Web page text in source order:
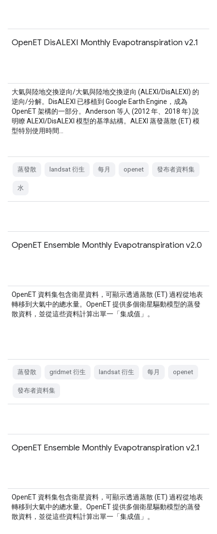
OpenET DisALEXI Monthly Evapotranspiration v2.1
大氣與陸地交換逆向/大氣與陸地交換逆向 (ALEXI/DisALEXI) 的
逆向/分解。DisALEXI 已移植到 Google Earth Engine，成為
OpenET 架構的一部分。Anderson 等人 (2012 年、2018 年) 說
明瞭 ALEXI/DisALEXI 模型的基準結構。ALEXI 蒸發蒸散 (ET) 模
型特別使用時間…
蒸發散 landsat 衍生 每月 openet 發布者資料集
水
OpenET Ensemble Monthly Evapotranspiration v2.0
OpenET 資料集包含衛星資料，可顯示透過蒸散 (ET) 過程從地表
轉移到大氣中的總水量。OpenET 提供多個衛星驅動模型的蒸發
散資料，並從這些資料計算出單一「集成值」。
蒸發散 gridmet 衍生 landsat 衍生 每月 openet
發布者資料集
OpenET Ensemble Monthly Evapotranspiration v2.1
OpenET 資料集包含衛星資料，可顯示透過蒸散 (ET) 過程從地表
轉移到大氣中的總水量。OpenET 提供多個衛星驅動模型的蒸發
散資料，並從這些資料計算出單一「集成值」。